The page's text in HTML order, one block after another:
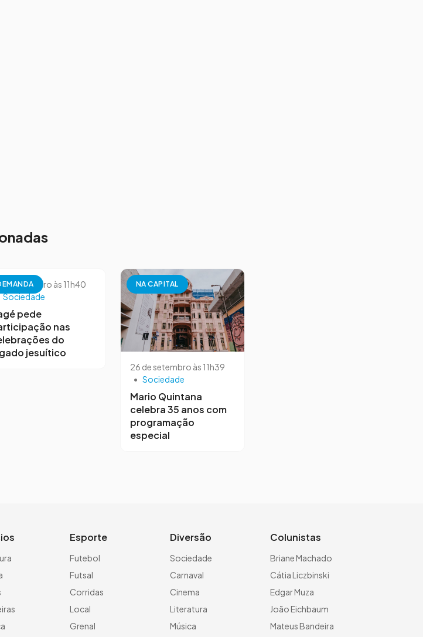
de setembro às 11h40
Sociedade
pede
nas
do
jesuítico
NA CAPITAL
26 de setembro às 11h39
• Sociedade
Mario Quintana
celebra 35 anos com
programação
especial
Esporte
Futebol
Futsal
Corridas
Local
Grenal
Diversão
Sociedade
Carnaval
Cinema
Literatura
Música
Colunistas
Briane Machado
Cátia Liczbinski
Edgar Muza
João Eichbaum
Mateus Bandeira